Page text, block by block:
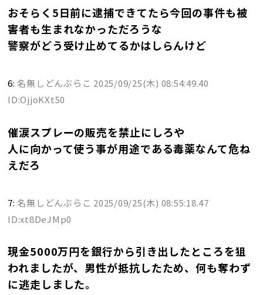
おそらく5日前に逮捕できてたら今回の事件も被
害者も生まれなかっただろうな
警察がどう受け止めてるかはしらんけど
6:名無しどんぶらこ 2025/09/25(木) 08:54:49.40
ID:OjjoKXt50
催涙スプレーの販売を禁止にしろや
人に向かって使う事が用途である毒薬なんて危ね
えだろ
7:名無しどんぶらこ 2025/09/25(木) 08:55:18.47
ID:xt8DeJMp0
現金5000万円を銀行から引き出したところを狙
われましたが、男性が抵抗したため、何も奪わず
に逃走しました。